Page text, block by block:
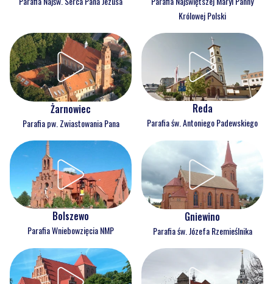
Królowej Polski
Żarnowiec
Parafia pw. Zwiastowania Pana
Reda
Parafia św. Antoniego Padewskiego
Bolszewo
Parafia Wniebowzięcia NMP
Gniewino
Parafia św. Józefa Rzemieślnika